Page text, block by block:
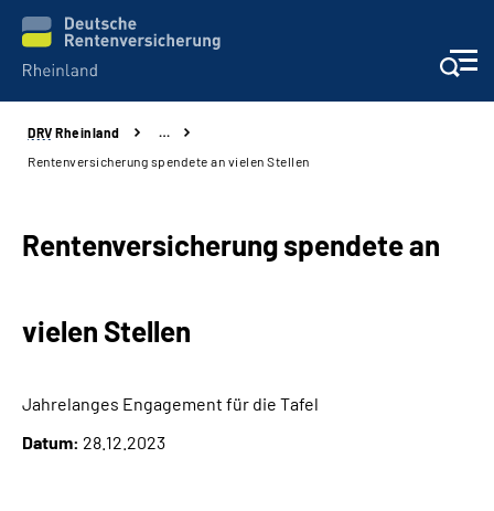
Aktuelles
Klinikverbund
Über uns
DRV Rheinland
…
Rentenversicherung spendete an vielen Stellen
Rentenversicherung spendete an
vielen Stellen
Jahrelanges Engagement für die Tafel
Datum: 28.12.2023